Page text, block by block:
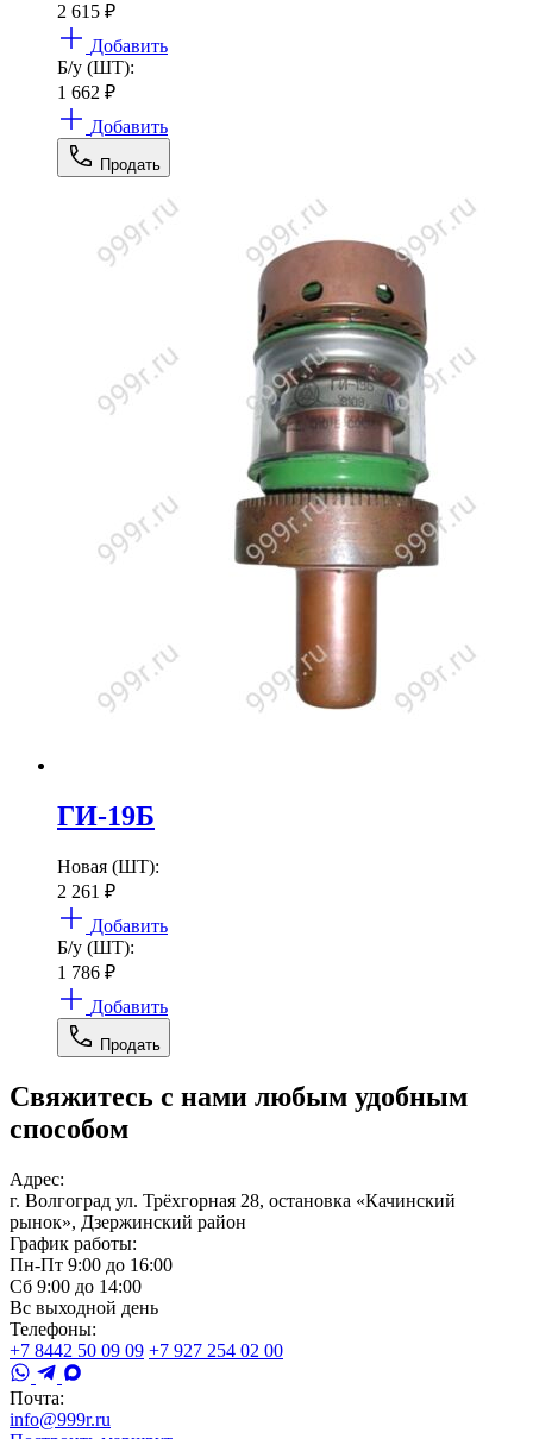
2 615 ₽
Добавить
Б/у (ШТ):
1 662 ₽
Добавить
Продать
ГИ-19Б
Новая (ШТ):
2 261 ₽
Добавить
Б/у (ШТ):
1 786 ₽
Добавить
Продать
Свяжитесь с нами любым удобным
способом
Адрес:
г. Волгоград ул. Трёхгорная 28, остановка «Качинский
рынок», Дзержинский район
График работы:
Пн-Пт 9:00 до 16:00
Сб 9:00 до 14:00
Вс выходной день
Телефоны:
+7 8442 50 09 09 +7 927 254 02 00
Почта:
info@999r.ru